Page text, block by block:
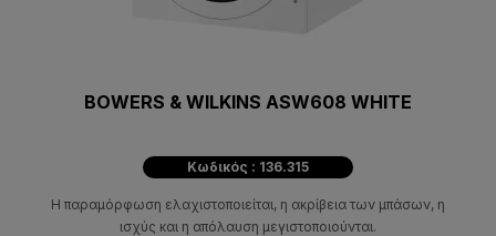
BOWERS & WILKINS ASW608 WHITE
Κωδικός : 136.315
Η παραμόρφωση ελαχιστοποιείται, η ακρίβεια των μπάσων, η
ισχύς και η απόλαυση μεγιστοποιούνται.